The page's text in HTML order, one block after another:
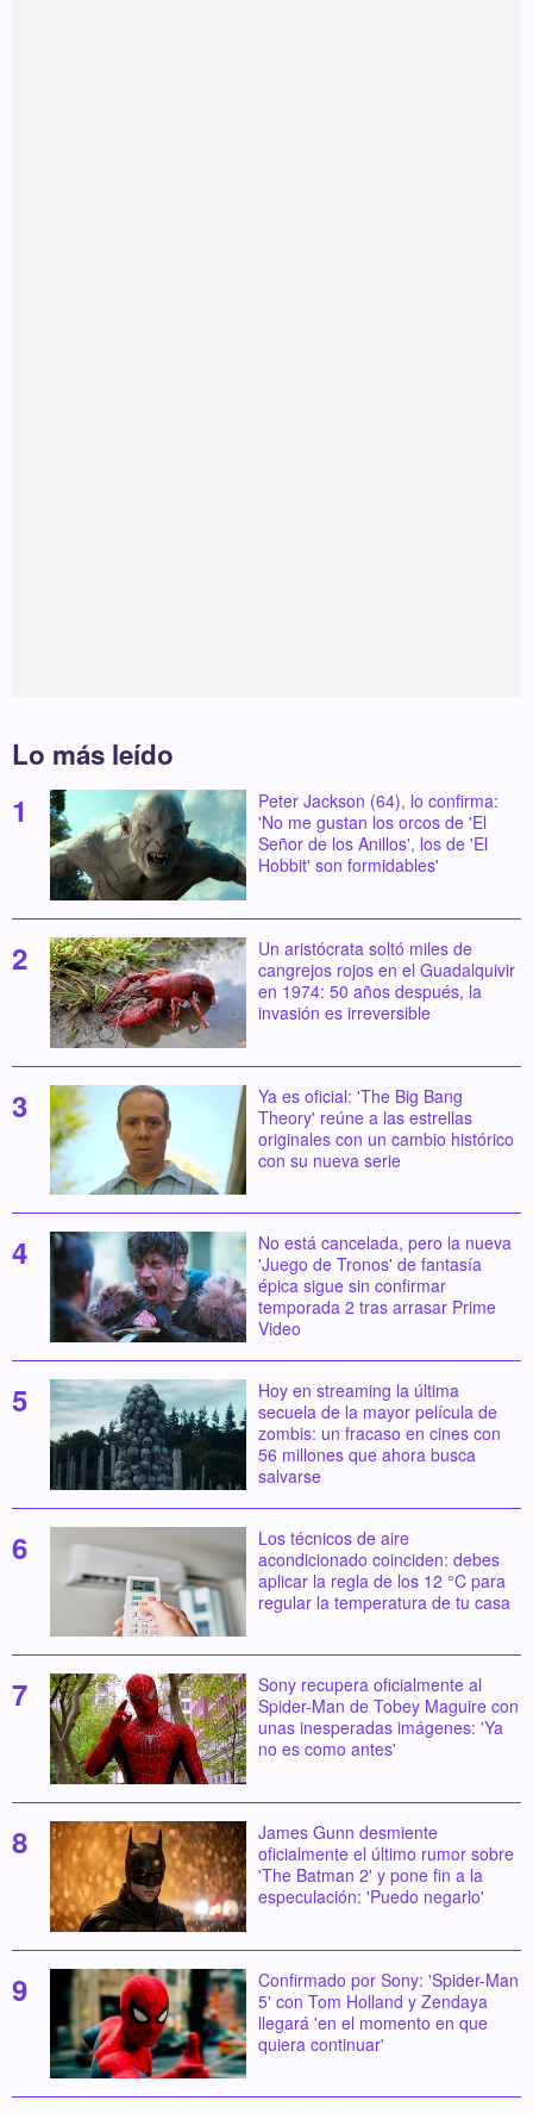
Lo más leído
Peter Jackson (64), lo confirma:
'No me gustan los orcos de 'El
Señor de los Anillos', los de 'El
Hobbit' son formidables'
Un aristócrata soltó miles de
cangrejos rojos en el Guadalquivir
en 1974: 50 años después, la
invasión es irreversible
Ya es oficial: 'The Big Bang
Theory' reúne a las estrellas
originales con un cambio histórico
con su nueva serie
No está cancelada, pero la nueva
'Juego de Tronos' de fantasía
épica sigue sin confirmar
temporada 2 tras arrasar Prime
Video
Hoy en streaming la última
secuela de la mayor película de
zombis: un fracaso en cines con
56 millones que ahora busca
salvarse
Los técnicos de aire
acondicionado coinciden: debes
aplicar la regla de los 12 °C para
regular la temperatura de tu casa
Sony recupera oficialmente al
Spider-Man de Tobey Maguire con
unas inesperadas imágenes: 'Ya
no es como antes'
James Gunn desmiente
oficialmente el último rumor sobre
'The Batman 2' y pone fin a la
especulación: 'Puedo negarlo'
Confirmado por Sony: 'Spider-Man
5' con Tom Holland y Zendaya
llegará 'en el momento en que
quiera continuar'